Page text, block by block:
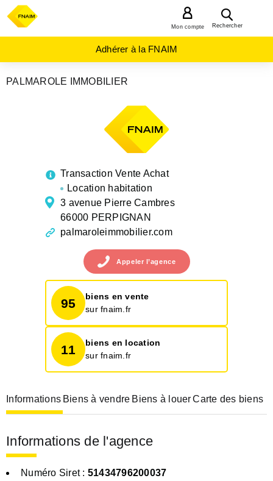
Rechercher
Mon compte
Adhérer à la FNAIM
PALMAROLE IMMOBILIER
Transaction Vente Achat
Location habitation
3 avenue Pierre Cambres
66000 PERPIGNAN
palmaroleimmobilier.com
Appeler l’agence
95
biens en vente
sur fnaim.fr
11
biens en location
sur fnaim.fr
Informations Biens à vendre Biens à louer Carte des biens
Informations de l'agence
Numéro Siret : 51434796200037